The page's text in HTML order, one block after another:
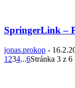
SpringerLink –
jonas.prokop -
1 234...6Stránka 3 z 6